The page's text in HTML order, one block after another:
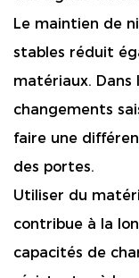
Le maintien de
stables réduit
matériaux.
changements
faire une
des portes.
Utiliser du
contribue à la
capacités de